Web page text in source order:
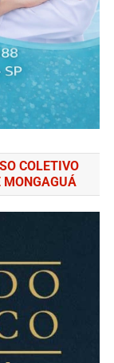
COLETIVO
MONGAGUÁ